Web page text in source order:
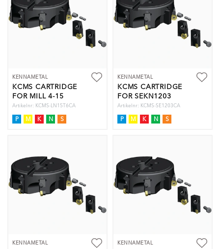
KENNAMETAL
KCMS CARTRIDGE
FOR MILL 4-15
Artikelnr: KCMS-LN15T6CA
P M K N S
KENNAMETAL
KCMS CARTRIDGE
FOR SEKN1203
Artikelnr: KCMS-SE1203CA
P M K N S
KENNAMETAL KENNAMETAL